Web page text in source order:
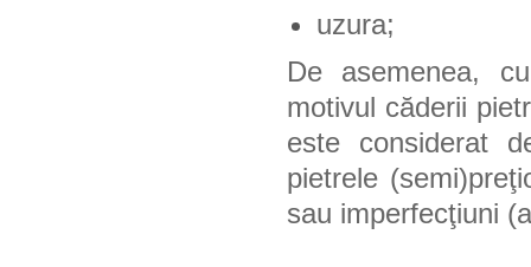
uzura;
De asemenea,
motivul căderii
este considerat
pietrele
sau imperfecţiuni